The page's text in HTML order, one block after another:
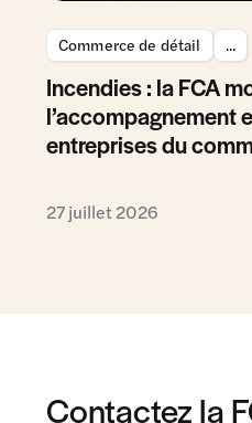
Commerce de détail ...
Incendies : la FCA
l’accompagnement
entreprises du
27 juillet 2026
Contactez la